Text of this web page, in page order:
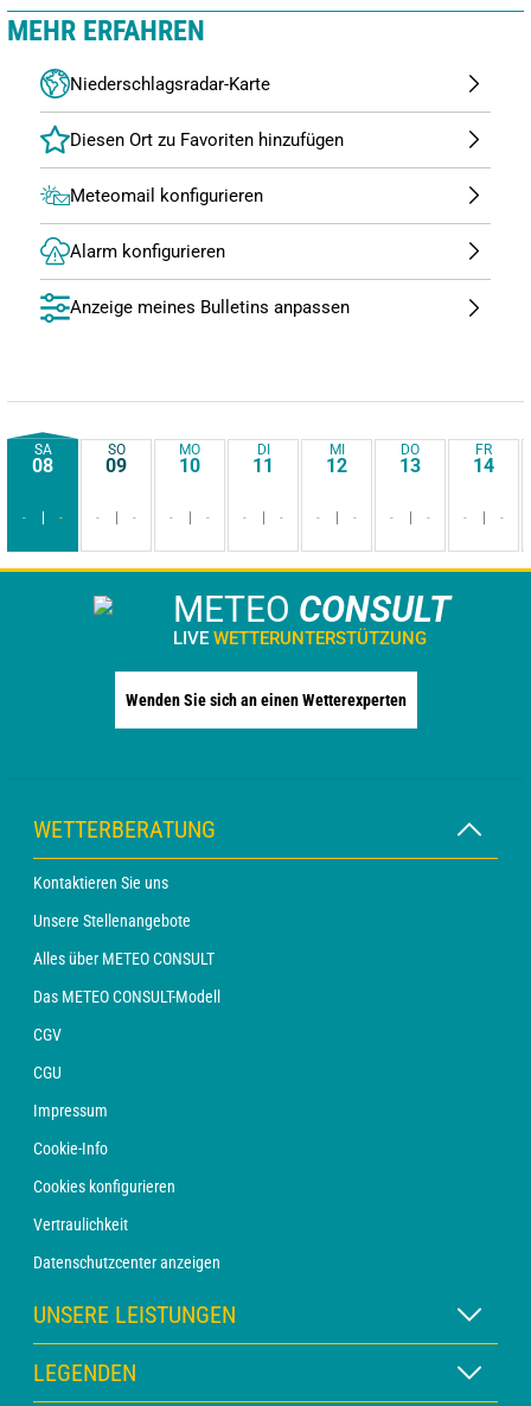
MEHR ERFAHREN
Niederschlagsradar-Karte
Meteomail konfigurieren
Alarm konfigurieren
Anzeige meines Bulletins anpassen
SA
08
- -
SO
09
- -
MO
10
- -
DI
11
- -
MI
12
- -
DO
13
- -
FR
14
- -
METEO CONSULT
LIVE WETTERUNTERSTÜTZUNG
Wenden Sie sich an einen Wetterexperten
WETTERBERATUNG
Kontaktieren Sie uns
Unsere Stellenangebote
Alles über METEO CONSULT
Das METEO CONSULT-Modell
CGV
CGU
Impressum
Cookie-Info
Cookies konfigurieren
Vertraulichkeit
Datenschutzcenter anzeigen
UNSERE LEISTUNGEN
WETTER Xpert Abonnement
LEGENDEN